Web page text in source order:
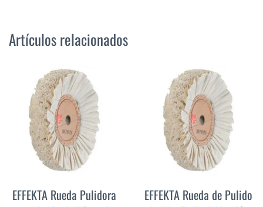
Artículos relacionados
EFFEKTA Rueda Pulidora
EFFEKTA Rueda de Pulido